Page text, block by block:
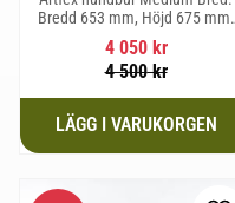
Bredd 653 mm, Höjd 675 mm,
Djup 830 mm och Vikt 19,7 kg.
4 050kr
4 500kr